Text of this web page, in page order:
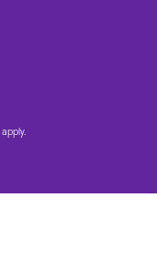
apply.